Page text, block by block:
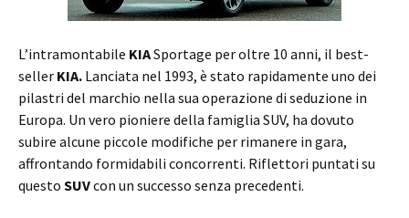
L’intramontabile KIASportage per oltre 10 anni, il best-
seller KIA. Lanciata nel 1993, è stato rapidamente uno dei
pilastri del marchio nella sua operazione di seduzione in
Europa. Un vero pioniere della famiglia SUV, ha dovuto
subire alcune piccole modifiche per rimanere in gara,
affrontando formidabili concorrenti. Riflettori puntati su
questo SUVcon un successo senza precedenti.